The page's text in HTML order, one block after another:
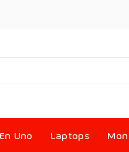
Uno Laptops